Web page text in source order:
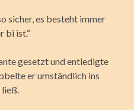
sicher, es besteht immer
bi ist.“
gesetzt und entledigte
er umständlich ins